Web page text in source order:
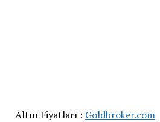
Altın Fiyatları : Goldbroker.com